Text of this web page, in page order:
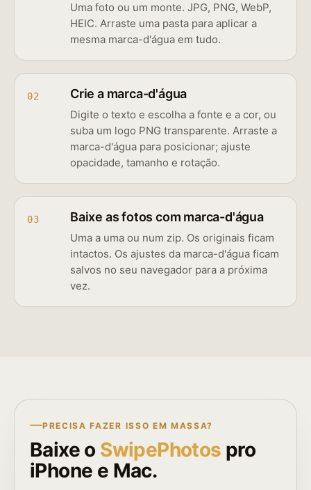
Uma foto ou um monte. JPG, PNG, WebP,
HEIC. Arraste uma pasta para aplicar a
mesma marca-d'água em tudo.
02 Crie a marca-d'água
Digite o texto e escolha a fonte e a cor, ou
suba um logo PNG transparente. Arraste a
marca-d'água para posicionar; ajuste
opacidade, tamanho e rotação.
03 Baixe as fotos com marca-d'água
Uma a uma ou num zip. Os originais ficam
intactos. Os ajustes da marca-d'água ficam
salvos no seu navegador para a próxima
vez.
PRECISA FAZER ISSO EM MASSA?
Baixe o SwipePhotos pro
iPhone e Mac.